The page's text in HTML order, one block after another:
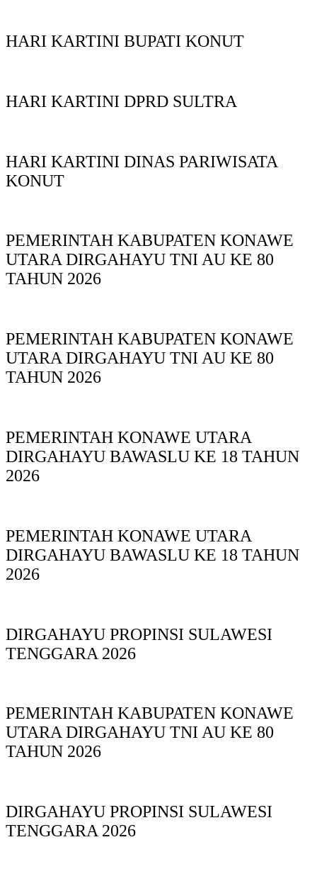
HARI KARTINI BUPATI KONUT
HARI KARTINI DPRD SULTRA
HARI KARTINI DINAS PARIWISATA
KONUT
PEMERINTAH KABUPATEN KONAWE
UTARA DIRGAHAYU TNI AU KE 80
TAHUN 2026
PEMERINTAH KABUPATEN KONAWE
UTARA DIRGAHAYU TNI AU KE 80
TAHUN 2026
PEMERINTAH KONAWE UTARA
DIRGAHAYU BAWASLU KE 18 TAHUN
2026
PEMERINTAH KONAWE UTARA
DIRGAHAYU BAWASLU KE 18 TAHUN
2026
DIRGAHAYU PROPINSI SULAWESI
TENGGARA 2026
PEMERINTAH KABUPATEN KONAWE
UTARA DIRGAHAYU TNI AU KE 80
TAHUN 2026
DIRGAHAYU PROPINSI SULAWESI
TENGGARA 2026